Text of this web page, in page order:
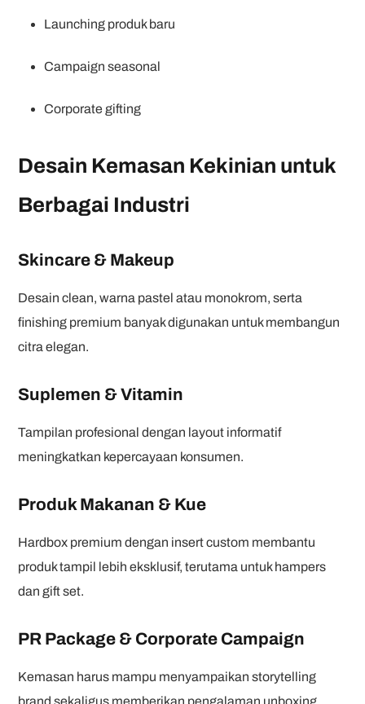
Launching produk baru
Campaign seasonal
Corporate gifting
Desain Kemasan Kekinian untuk
Berbagai Industri
Skincare & Makeup
Desain clean, warna pastel atau monokrom, serta
finishing premium banyak digunakan untuk membangun
citra elegan.
Suplemen & Vitamin
Tampilan profesional dengan layout informatif
meningkatkan kepercayaan konsumen.
Produk Makanan & Kue
Hardbox premium dengan insert custom membantu
produk tampil lebih eksklusif, terutama untuk hampers
dan gift set.
PR Package & Corporate Campaign
Kemasan harus mampu menyampaikan storytelling
brand sekaligus memberikan pengalaman unboxing